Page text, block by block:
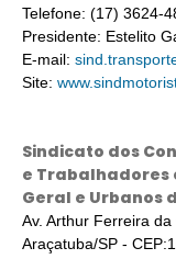
Telefone: (17) 3624-
Presidente: Estelito
E-mail:
Site:
Sindicato dos
e Trabalhadores
Geral e Urbanos
Av. Arthur Ferreira
Araçatuba/SP -